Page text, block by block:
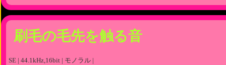
刷毛の毛先を触る音
SE | 44.1kHz,16bit | モノラル |